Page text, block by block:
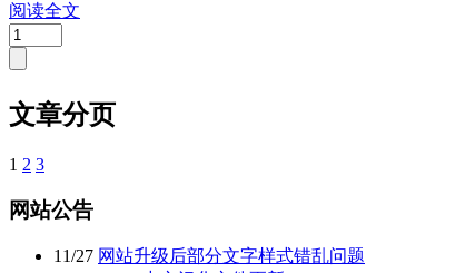
阅读全文
文章分页
1 2 3
网站公告
11/27 网站升级后部分文字样式错乱问题